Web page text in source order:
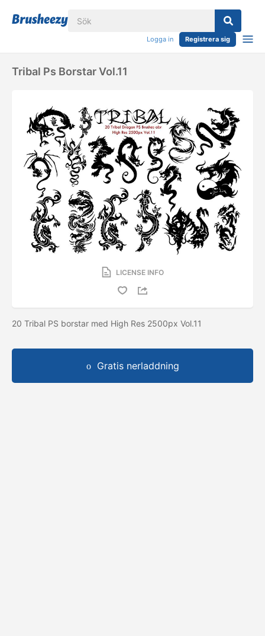
Logga in Registrera sig
Tribal Ps Borstar Vol.11
LICENSE INFO
20 Tribal PS borstar med High Res 2500px Vol.11
Gratis nerladdning